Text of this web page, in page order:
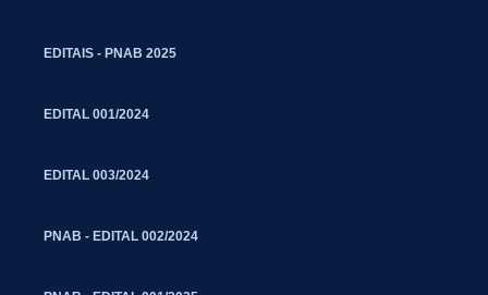
EDITAIS - PNAB 2025
EDITAL 001/2024
EDITAL 003/2024
PNAB - EDITAL 002/2024